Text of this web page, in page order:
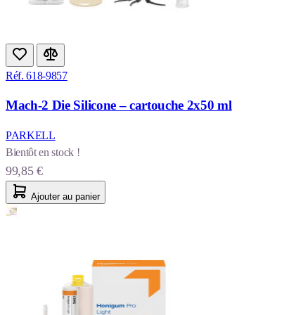
Réf. 618-9857
Mach-2 Die Silicone – cartouche 2x50 ml
PARKELL
Bientôt en stock !
99,85 €
Ajouter au panier